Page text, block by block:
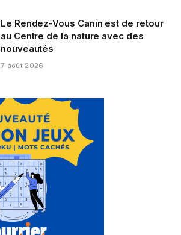
Le Rendez-Vous Canin est de retour
au Centre de la nature avec des
nouveautés
7 août 2026